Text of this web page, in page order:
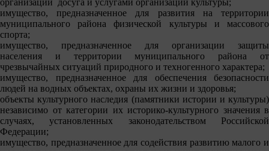
организации досуга и услугами организаций культуры;
имущество, предназначенное для развития на территории
муниципального района физической культуры и массового
спорта;
имущество, предназначенное для организации защиты
населения и территории муниципального района от
чрезвычайных ситуаций природного и техногенного характера;
имущество, предназначенное для обеспечения безопасности
людей на водных объектах, охраны их жизни и здоровья;
объекты культурного наследия (памятники истории и культуры)
независимо от категории их историко-культурного значения в
случаях, установленных законодательством Российской
Федерации;
имущество, предназначенное для содействия развитию малого и